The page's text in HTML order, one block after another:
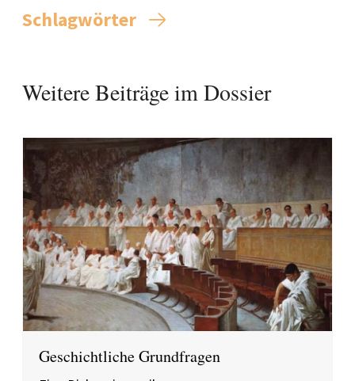
Schlagwörter
Weitere Beiträge im Dossier
Geschichtliche Grundfragen